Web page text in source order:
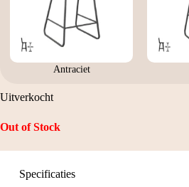
Antraciet
Uitverkocht
Out of Stock
Specificaties